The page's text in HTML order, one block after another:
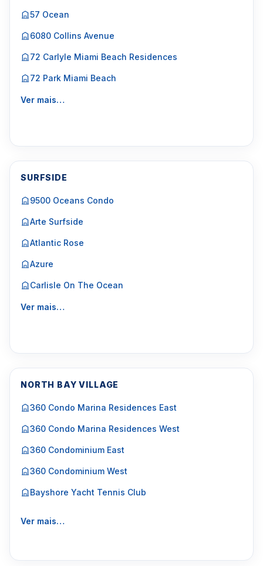
57 Ocean
6080 Collins Avenue
72 Carlyle Miami Beach Residences
72 Park Miami Beach
Ver mais…
SURFSIDE
9500 Oceans Condo
Arte Surfside
Atlantic Rose
Azure
Carlisle On The Ocean
Ver mais…
NORTH BAY VILLAGE
360 Condo Marina Residences East
360 Condo Marina Residences West
360 Condominium East
360 Condominium West
Bayshore Yacht Tennis Club
Ver mais…